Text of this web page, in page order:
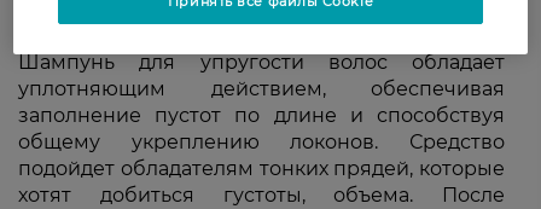
Шампунь для упругости волос обладает
уплотняющим действием, обеспечивая
заполнение пустот по длине и способствуя
общему укреплению локонов. Средство
подойдет обладателям тонких прядей, которые
хотят добиться густоты, объема. После